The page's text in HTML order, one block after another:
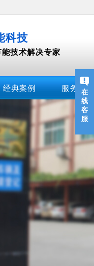
科技
技术解决专家
经典案例 服务支持
在
线
客
服